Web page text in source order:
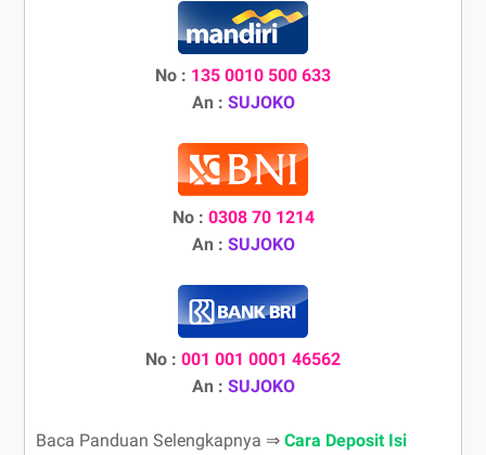
No : 135 0010 500 633
An : SUJOKO
No : 0308 70 1214
An : SUJOKO
No : 001 001 0001 46562
An : SUJOKO
Baca Panduan Selengkapnya ⇒ Cara Deposit Isi